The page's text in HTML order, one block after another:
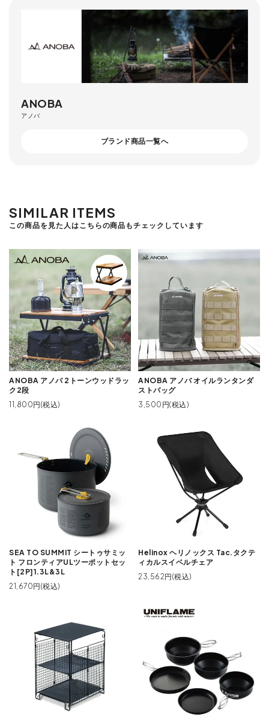
ANOBA
アノバ
ブランド商品一覧へ
SIMILAR ITEMS
この商品を見た人はこちらの商品もチェックしています
ANOBA アノバ 2トーンウッドラッ
ク2段
11,800円(税込)
ANOBA アノバ オイルランタンダ
ストバッグ
3,500円(税込)
SEA TO SUMMIT シートゥサミッ
ト フロンティアULツーポットセッ
ト[2P]1.3L&3L
21,670円(税込)
Helinox ヘリノックス Tac.タクテ
ィカルスイベルチェア
23,562円(税込)